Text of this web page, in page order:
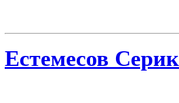
Естемесов